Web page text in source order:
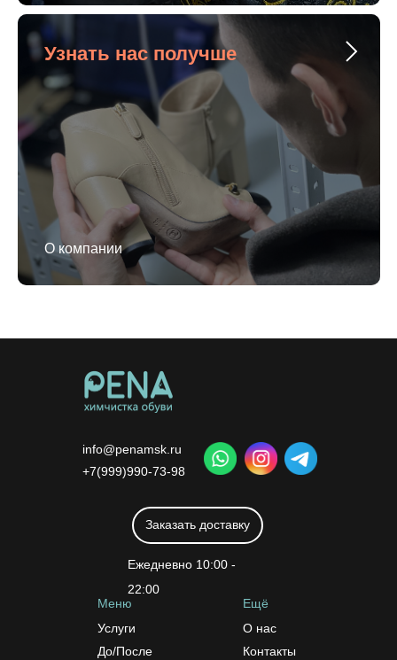
Узнать нас получше
О компании
Заказать доставку
Меню
Услуги
До/После
Контакты
О нас
Ещё
Ежедневно 10:00 -
22:00
info@penamsk.ru
+7(999)990-73-98